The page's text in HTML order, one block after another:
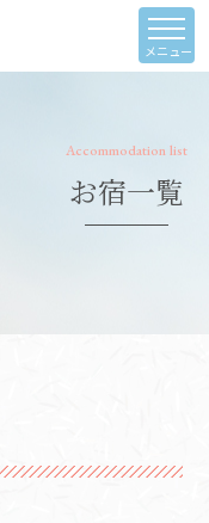
メニュー
Accommodation list
お宿一覧